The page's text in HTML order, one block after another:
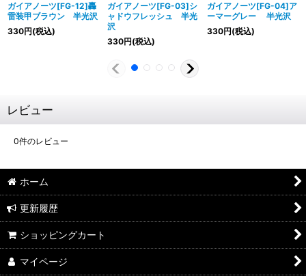
ガイアノーツ[FG-12]轟
雷装甲ブラウン 半光沢
330円(税込)
ガイアノーツ[FG-03]シ
ャドウフレッシュ 半光
沢
330円(税込)
ガイアノーツ[FG-04]ア
ーマーグレー 半光沢
330円(税込)
レビュー
0件のレビュー
ホーム
更新履歴
ショッピングカート
マイページ